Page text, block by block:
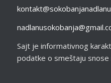
Sajt je informativnog
podatke o smeštaju snose